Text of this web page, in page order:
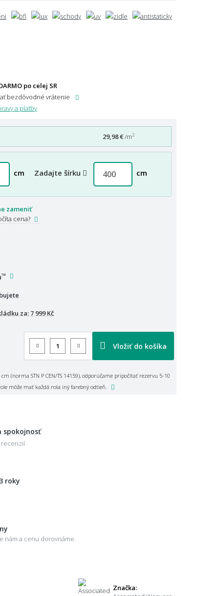
po celej SR
bezdôvodné vrátenie
a platby
29,98 €/m2
cm Zadajte šírku cm
zameniť
cena?
™
za: 7 999 Kč
Vložiť do košíka
(norma STN P CEN/TS 14159), odporúčame pripočítať rezervu 5-10
môže mať každá rola iný farebný odtieň.
spokojnosť
recenzií
roky
nám a cenu dorovnáme.
Značka: